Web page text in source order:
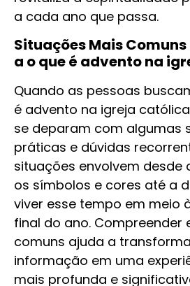
a cada ano que passa.
Situações Mais
a o que é advento na
Quando as pessoas
é advento na igreja
se deparam com algumas
práticas e dúvidas
situações envolvem desde
os símbolos e cores até a
viver esse tempo em meio
final do ano. Compreender
comuns ajuda a
informação em uma
mais profunda e